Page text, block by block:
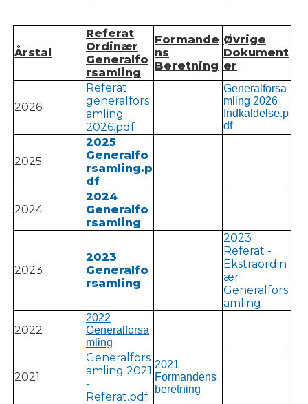
Årstal
Referat
Ordinær
Generalfo
rsamling
Formande
ns
Beretning
Øvrige
Dokument
er
2026
Referat
generalfors
amling
2026.pdf
Generalforsa
mling 2026
Indkaldelse.p
df
2025
2025
Generalfo
rsamling.p
df
2024
2024
Generalfo
rsamling
2023
2023
Generalfo
rsamling
2023
Referat -
Ekstraordin
ær
Generalfors
amling
2022
2022
Generalforsa
mling
2021
Generalfors
amling 2021
-
Referat.pdf
2021
Formandens
beretning